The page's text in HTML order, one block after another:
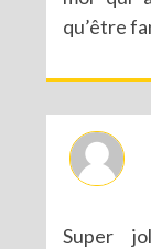
qu’être
Super